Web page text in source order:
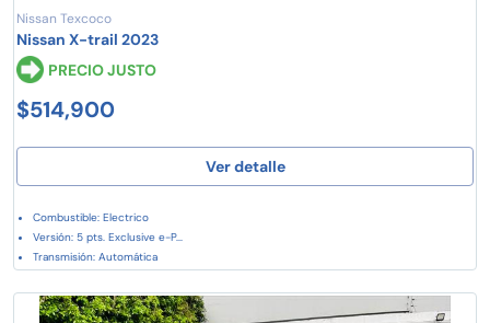
Nissan Texcoco
Nissan X-trail 2023
PRECIO JUSTO
$514,900
Ver detalle
Combustible: Electrico
Versión: 5 pts. Exclusive e-P...
Transmisión: Automática